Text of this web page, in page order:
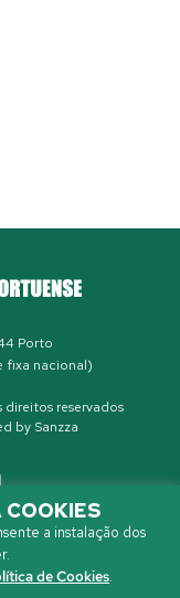
Porto
fixa nacional)
reservados
by Sanzza
a instalação dos
de Cookies.